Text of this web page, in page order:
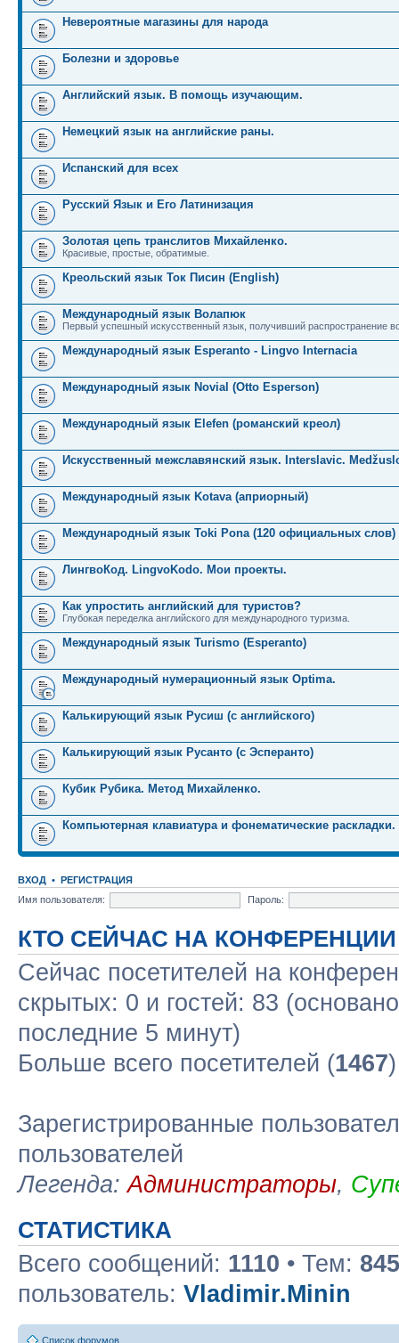
Невероятные магазины для народа
Болезни и здоровье
Английский язык. В помощь изучающим.
Немецкий язык на английские раны.
Испанский для всех
Русский Язык и Его Латинизация
Золотая цепь транслитов Михайленко.
Красивые, простые, обратимые.
Креольский язык Ток Писин (English)
Международный язык Волапюк
Первый успешный искусственный язык, получивший распространение
Международный язык Esperanto - Lingvo Internacia
Международный язык Novial (Otto Esperson)
Международный язык Elefen (романский креол)
Искусственный межславянский язык. Interslavic.
Международный язык Kotava (априорный)
Международный язык Toki Pona (120 официальных слов)
ЛингвоКод. LingvoKodo. Мои проекты.
Как упростить английский для туристов?
Глубокая переделка английского для международного туризма.
Международный язык Turismo (Esperanto)
Международный нумерационный язык Optima.
Калькирующий язык Русиш (с английского)
Калькирующий язык Русанто (с Эсперанто)
Кубик Рубика. Метод Михайленко.
Компьютерная клавиатура и фонематические раскладки.
ВХОД • РЕГИСТРАЦИЯ
Имя пользователя:
Пароль:
КТО СЕЙЧАС НА КОНФЕРЕНЦИИ
Сейчас посетителей на
скрытых: 0 и гостей: 83
последние 5 минут)
Больше всего посетителей (1467
Зарегистрированные
пользователей
Легенда:Администраторы,
СТАТИСТИКА
Всего сообщений: 1110 • Тем: 845
пользователь: Vladimir.Minin
Список форумов